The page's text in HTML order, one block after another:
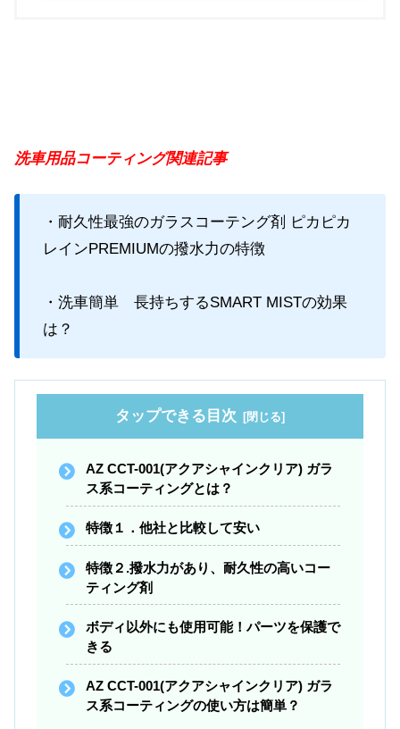
洗車用品コーティング関連記事
・耐久性最強のガラスコーテング剤 ピカピカ
レインPREMIUMの撥水力の特徴
・洗車簡単 長持ちするSMART MISTの効果
は？
タップできる目次
AZ CCT-001(アクアシャインクリア) ガラ
ス系コーティングとは？
特徴１．他社と比較して安い
特徴２.撥水力があり、耐久性の高いコー
ティング剤
ボディ以外にも使用可能！パーツを保護で
きる
AZ CCT-001(アクアシャインクリア) ガラ
ス系コーティングの使い方は簡単？